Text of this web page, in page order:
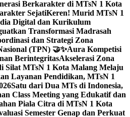
Berkarakter di MTsN 1 Kota
SejatiKeren! Murid MTsN 1
Digital dan Kurikulum
Transformasi Madrasah
dan Strategi Zona
(TPN) 🤝✨Aura Kompetisi
BerintegritasAkselerasi Zona
Silat MTsN 1 Kota Malang Melaju
Layanan Pendidikan, MTsN 1
Satu dari Dua MTs di Indonesia,
Class Meeting yang Edukatif dan
Piala Citra di MTsN 1 Kota
Semester Genap dan Perkuat